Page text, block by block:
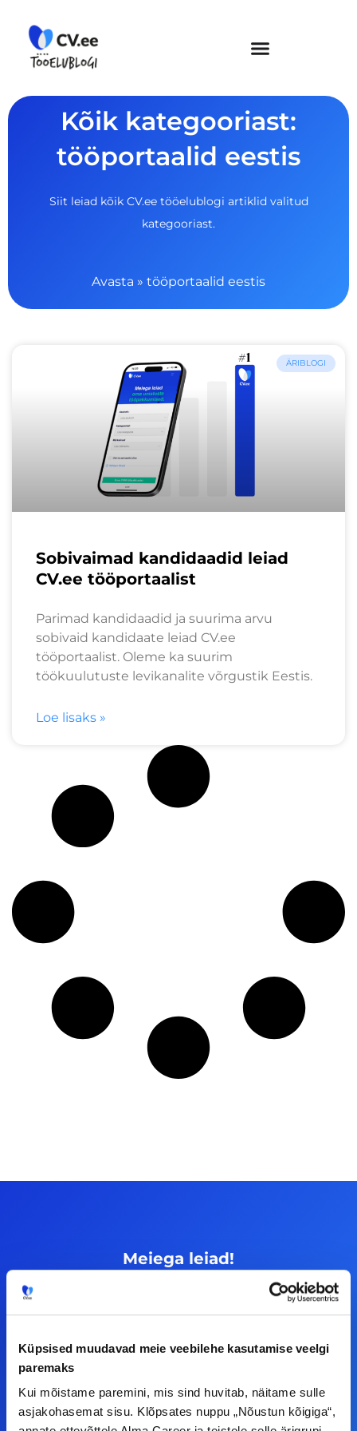
Küpsised muudavad meie veebilehe kasutamise veelgi
paremaks
Kui mõistame paremini, mis sind huvitab, näitame sulle
asjakohasemat sisu. Klõpsates nuppu „Nõustun kõigiga“,
content
Kõik kategooriast:
tööportaalid eestis
Siit leiad kõik CV.ee tööelublogi artiklid valitud
kategooriast.
Avasta » tööportaalid eestis
ÄRIBLOGI
Sobivaimad kandidaadid leiad
CV.ee tööportaalist
Parimad kandidaadid ja suurima arvu
sobivaid kandidaate leiad CV.ee
tööportaalist. Oleme ka suurim
töökuulutuste levikanalite võrgustik Eestis.
Loe lisaks »
Meiega leiad!
Tööelublogi.ee lehelt leiad kõik vajaliku, et olla
kursis tööturu uudistega. Kui sul on
teha koostööd, siis võta meiega julgelt ühendust.
F
I
L
Y